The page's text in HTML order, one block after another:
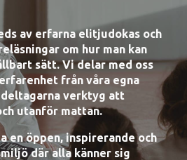
av erfarna elitjudokas och
om hur man kan
sätt. Vi delar med oss
från våra egna
verktyg att
utanför mattan.
en öppen, inspirerande och
där alla känner sig